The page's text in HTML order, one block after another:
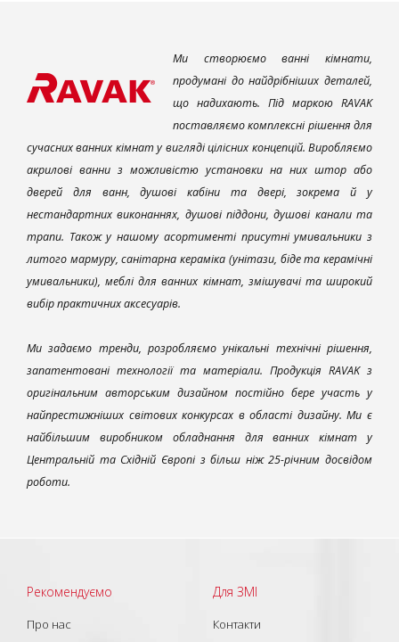
Ми створюємо ванні кімнати,
продумані до найдрібніших деталей,
що надихають. Під маркою RAVAK
поставляємо комплексні рішення для
сучасних ванних кімнат у вигляді цілісних концепцій. Виробляємо
акрилові ванни з можливістю установки на них штор або
дверей для ванн, душові кабіни та двері, зокрема й у
нестандартних виконаннях, душові піддони, душові канали та
трапи. Також у нашому асортименті присутні умивальники з
литого мармуру, санітарна кераміка (унітази, біде та керамічні
умивальники), меблі для ванних кімнат, змішувачі та широкий
вибір практичних аксесуарів.
Ми задаємо тренди, розробляємо унікальні технічні рішення,
запатентовані технології та матеріали. Продукція RAVAK з
оригінальним авторським дизайном постійно бере участь у
найпрестижніших світових конкурсах в області дизайну. Ми є
найбільшим виробником обладнання для ванних кімнат у
Центральній та Східній Європі з більш ніж 25-річним досвідом
роботи.
Рекомендуємо
Про нас
Для ЗМІ
Контакти